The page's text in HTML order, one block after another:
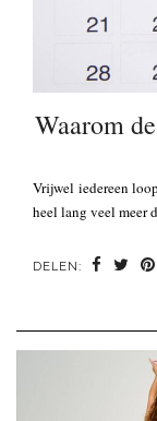
Waarom
Vrijwel iedereen
heel lang veel meer
DELEN: